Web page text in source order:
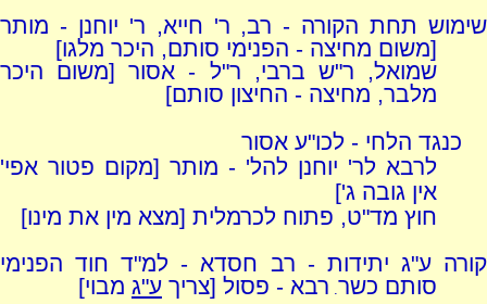
שימוש תחת הקורה - רב, ר' חייא, ר' יוחנן - מותר
[משום מחיצה - הפנימי סותם, היכר מלגו]
שמואל, ר"ש ברבי, ר"ל - אסור [משום היכר
מלבר, מחיצה - החיצון סותם]
כנגד הלחי - לכו"ע אסור
לרבא לר' יוחנן להל' - מותר [מקום פטור אפי'
אין גובה ג']
חוץ מד"ט, פתוח לכרמלית [מצא מין את מינו]
קורה ע"ג יתידות - רב חסדא - למ"ד חוד הפנימי
סותם כשר רבא - פסול [צריךע"ג מבוי]